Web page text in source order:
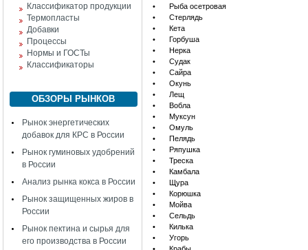
Классификатор продукции
Термопласты
Добавки
Процессы
Нормы и ГОСТы
Классификаторы
ОБЗОРЫ РЫНКОВ
Рынок энергетических
добавок для КРС в России
Рынок гуминовых удобрений
в России
Анализ рынка кокса в России
Рынок защищенных жиров в
России
Рынок пектина и сырья для
его производства в России
•
Рыба осетровая
•
Стерлядь
•
Кета
•
Горбуша
•
Нерка
•
Судак
•
Сайра
•
Окунь
•
Лещ
•
Вобла
•
Муксун
•
Омуль
•
Пелядь
•
Ряпушка
•
Треска
•
Камбала
•
Щура
•
Корюшка
•
Мойва
•
Сельдь
•
Килька
•
Угорь